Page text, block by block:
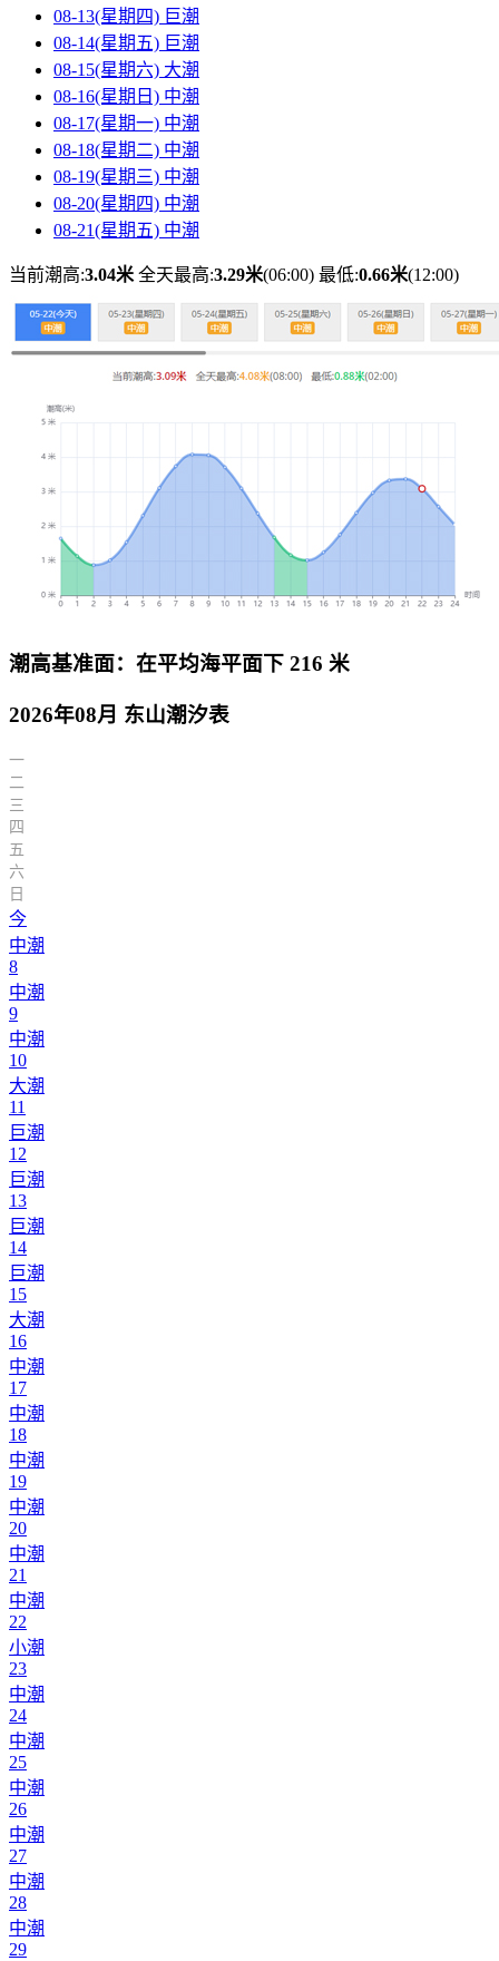
08-13(星期四) 巨潮
08-14(星期五) 巨潮
08-15(星期六) 大潮
08-16(星期日) 中潮
08-17(星期一) 中潮
08-18(星期二) 中潮
08-19(星期三) 中潮
08-20(星期四) 中潮
08-21(星期五) 中潮
当前潮高:3.04米 全天最高:3.29米(06:00) 最低:0.66米(12:00)
潮高基准面：在平均海平面下 216 米
2026年08月 东山潮汐表
一
二
三
四
五
六
日
今
中潮
8
中潮
9
中潮
10
大潮
11
巨潮
12
巨潮
13
巨潮
14
巨潮
15
大潮
16
中潮
17
中潮
18
中潮
19
中潮
20
中潮
21
中潮
22
小潮
23
中潮
24
中潮
25
中潮
26
中潮
27
中潮
28
中潮
29